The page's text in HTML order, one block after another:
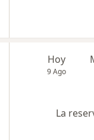
Hoy
9 Ago
La